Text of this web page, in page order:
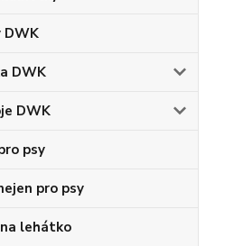
DWK
DWK
DWK
psy
pro psy
lehátko